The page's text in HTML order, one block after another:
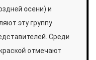
осени) и
эту группу
Среди
отмечают